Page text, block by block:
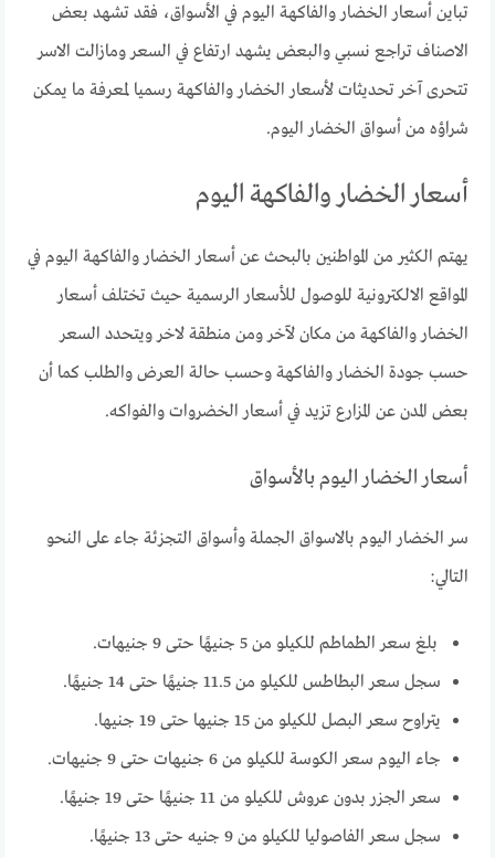
تباين أسعار الخضار والفاكهة اليوم في الأسواق، فقد تشهد بعض
الاصناف تراجع نسبي والبعض يشهد ارتفاع في السعر ومازالت الاسر
تتحرى آخر تحديثات لأسعار الخضار والفاكهة رسميا لمعرفة ما يمكن
شراؤه من أسواق الخضار اليوم.
أسعار الخضار والفاكهة اليوم
يهتم الكثير من المواطنين بالبحث عن أسعار الخضار والفاكهة اليوم في
المواقع الالكترونية للوصول للأسعار الرسمية حيث تختلف أسعار
الخضار والفاكهة من مكان لآخر ومن منطقة لاخر ويتحدد السعر
حسب جودة الخضار والفاكهة وحسب حالة العرض والطلب كما أن
بعض المدن عن المزارع تزيد في أسعار الخضروات والفواكه.
أسعار الخضار اليوم بالأسواق
سر الخضار اليوم بالاسواق الجملة وأسواق التجزئة جاء على النحو
التالي:
بلغ سعر الطماطم للكيلو من 5 جنيهًا حتى 9 جنيهات.
سجل سعر البطاطس للكيلو من 11.5 جنيهًا حتى 14 جنيهًا.
يتراوح سعر البصل للكيلو من 15 جنيها حتى 19 جنيها.
جاء اليوم سعر الكوسة للكيلو من 6 جنيهات حتى 9 جنيهات.
سعر الجزر بدون عروش للكيلو من 11 جنيهًا حتى 19 جنيهًا.
سجل سعر الفاصوليا للكيلو من 9 جنيه حتى 13 جنيهًا.